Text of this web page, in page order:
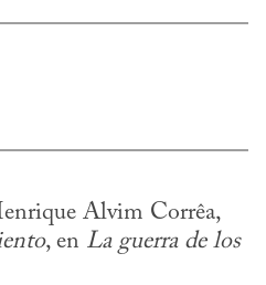
, en La guerra de los